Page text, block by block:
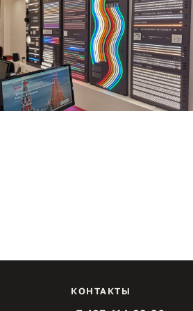
КОНТАКТЫ